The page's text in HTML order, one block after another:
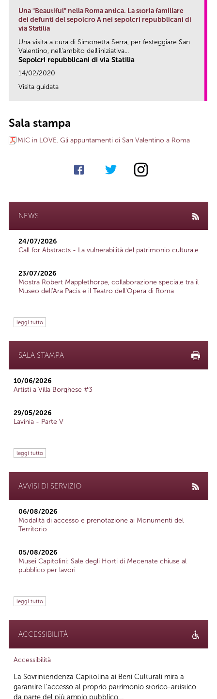
Una "Beautiful" nella Roma antica. La storia familiare
dei defunti del sepolcro A nei sepolcri repubblicani di
via Statilia
Una visita a cura di Simonetta Serra, per festeggiare San
Valentino, nell'ambito dell'iniziativa...
Sepolcri repubblicani di via Statilia
14/02/2020
Visita guidata
Sala stampa
MIC in LOVE. Gli appuntamenti di San Valentino a Roma
NEWS
24/07/2026
Call for Abstracts - La vulnerabilità del patrimonio culturale
23/07/2026
Mostra Robert Mapplethorpe, collaborazione speciale tra il
Museo dell'Ara Pacis e il Teatro dell'Opera di Roma
leggi tutto
SALA STAMPA
10/06/2026
Artisti a Villa Borghese #3
29/05/2026
Lavinia - Parte V
leggi tutto
AVVISI DI SERVIZIO
06/08/2026
Modalità di accesso e prenotazione ai Monumenti del
Territorio
05/08/2026
Musei Capitolini: Sale degli Horti di Mecenate chiuse al
pubblico per lavori
leggi tutto
ACCESSIBILITÀ
Accessibilità
La Sovrintendenza Capitolina ai Beni Culturali mira a
garantire l’accesso al proprio patrimonio storico-artistico
da parte del più ampio pubblico...